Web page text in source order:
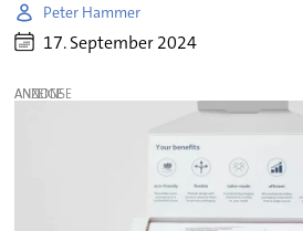
Peter Hammer
17. September 2024
ANZEIGE